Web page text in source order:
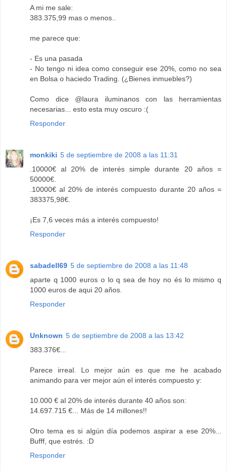
A mi me sale:
383.375,99 mas o menos..
me parece que:
- Es una pasada
- No tengo ni idea como conseguir ese 20%, como no sea
en Bolsa o haciedo Trading. (¿Bienes inmuebles?)
Como dice @laura iluminanos con las herramientas
necesarias... esto esta muy oscuro :(
Responder
monkiki 5 de septiembre de 2008 a las 11:31
.10000€ al 20% de interés simple durante 20 años =
50000€.
.10000€ al 20% de interés compuesto durante 20 años =
383375,98€.
¡Es 7,6 veces más a interés compuesto!
Responder
sabadell69 5 de septiembre de 2008 a las 11:48
aparte q 1000 euros o lo q sea de hoy no és lo mismo q
1000 euros de aqui 20 años.
Responder
Unknown 5 de septiembre de 2008 a las 13:42
383.376€...
Parece irreal. Lo mejor aún es que me he acabado
animando para ver mejor aún el interés compuesto y:
10.000 € al 20% de interés durante 40 años son:
14.697.715 €... Más de 14 millones!!
Otro tema es si algún día podemos aspirar a ese 20%...
Bufff, que estrés. :D
Responder